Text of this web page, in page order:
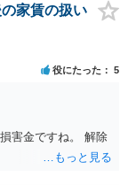
的コストその他裁
がネックになり得
あるかと思いま
家賃の扱い
役にたった 5
害金ですね。 解除